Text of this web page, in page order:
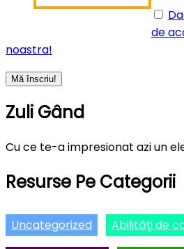
de
noastra!
Zuli Gând
Cu ce te-a impresionat azi un
Resurse Pe Categorii
Uncategorized Abilităţi de